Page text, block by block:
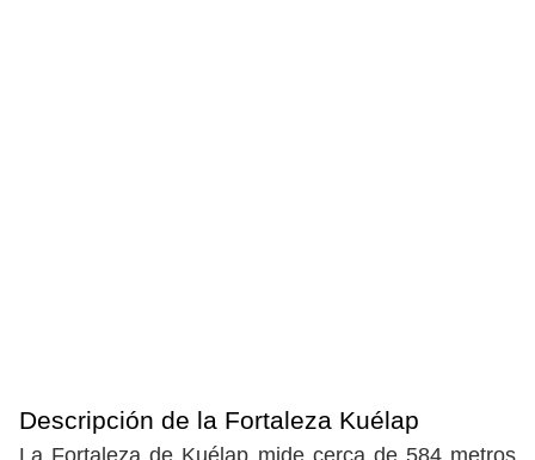
Descripción de la Fortaleza Kuélap
La Fortaleza de Kuélap mide cerca de 584 metros